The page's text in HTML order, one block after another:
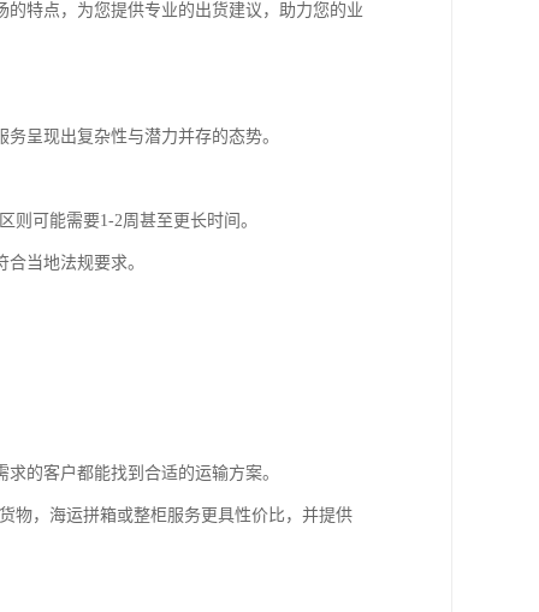
特点，为您提供专业的出货建议，助力您的业
呈现出复杂性与潜力并存的态势。
则可能需要1-2周甚至更长时间。
当地法规要求。
的客户都能找到合适的运输方案。
物，海运拼箱或整柜服务更具性价比，并提供